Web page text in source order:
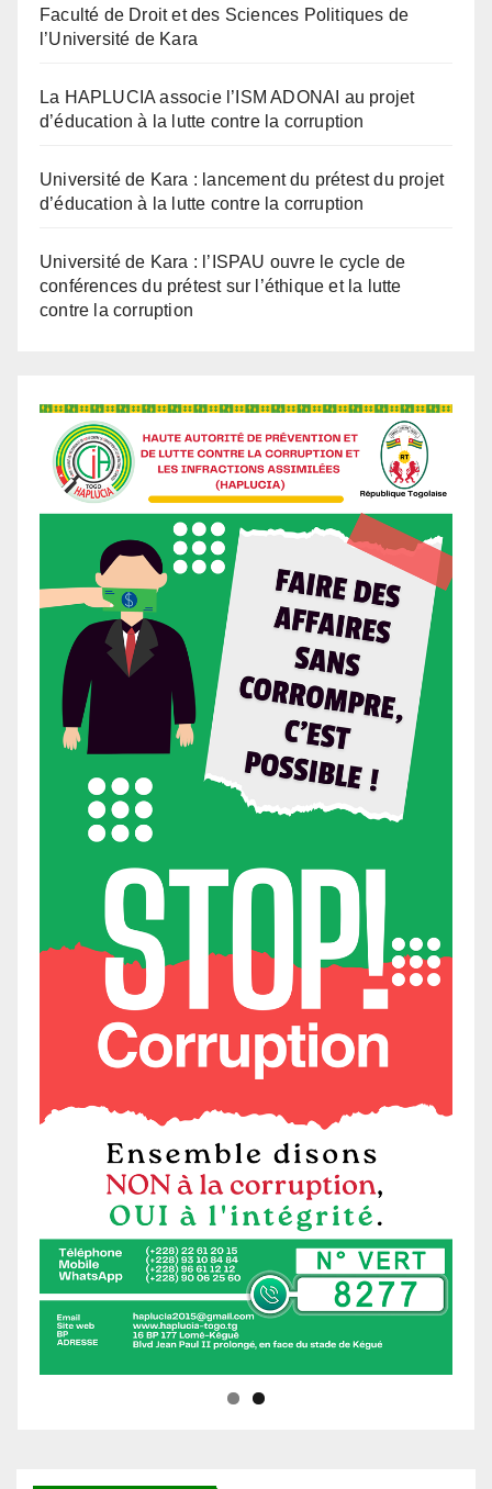
l’Université de Kara
d’éducation à la lutte contre la corruption
d’éducation à la lutte contre la corruption
conférences du prétest sur l’éthique et la lutte
contre la corruption